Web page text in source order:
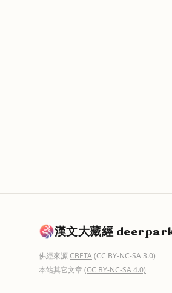
漢文大藏經
佛經來源CBETA(CC BY-NC-SA 3.0)
本站其它文章(CC BY-NC-SA 4.0)